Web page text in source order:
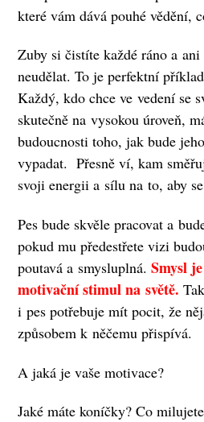
které vám dává pouhé vědění,
Zuby si čistíte každé ráno a
neudělat. To je perfektní
Každý, kdo chce ve vedení se
skutečně na vysokou úroveň,
budoucnosti toho, jak bude
vypadat. Přesně ví, kam
svoji energii a sílu na to, aby
Pes bude skvěle pracovat a
pokud mu předestřete vizi
poutavá a smysluplná.Smysl
motivační stimul na světě.
i pes potřebuje mít pocit, že
způsobem k něčemu přispívá.
A jaká je vaše motivace?
Jaké máte koníčky? Co